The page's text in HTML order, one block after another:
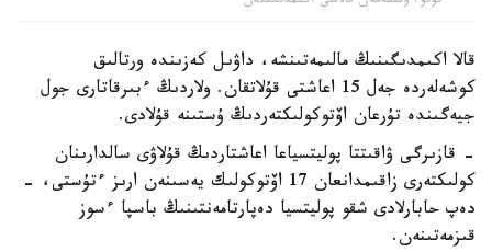
قالا اكىمدىگىنىڭ مالىمەتىنشە، داۋىل كەزىندە ورتالىق
كوشەلەردە جەل 15 اعاشتى قۇلاتقان. ولاردىڭ ءبىرقاتارى جول
جيەگىندە تۇرعان اۆتوكولىكتەردىڭ ۇستىنە قۇلادى.
- قازىرگى ۋاقىتتا پوليتسياعا اعاشتاردىڭ قۇلاۋى سالدارىنان
كولىكتەرى زاقىمدانعان 17 اۆتوكولىك يەسىنەن ارىز ءتۇستى، -
دەپ حابارلادى شقو پوليتسيا دەپارتامەنتىنىڭ باسپا ءسوز
قىزمەتىنەن.